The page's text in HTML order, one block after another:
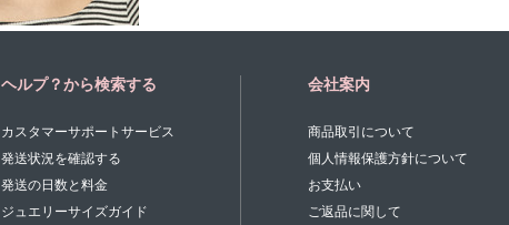
ヘルプ？から検索する
カスタマーサポートサービス
発送状況を確認する
発送の日数と料金
ジュエリーサイズガイド
会社案内
商品取引について
個人情報保護方針について
お支払い
ご返品に関して